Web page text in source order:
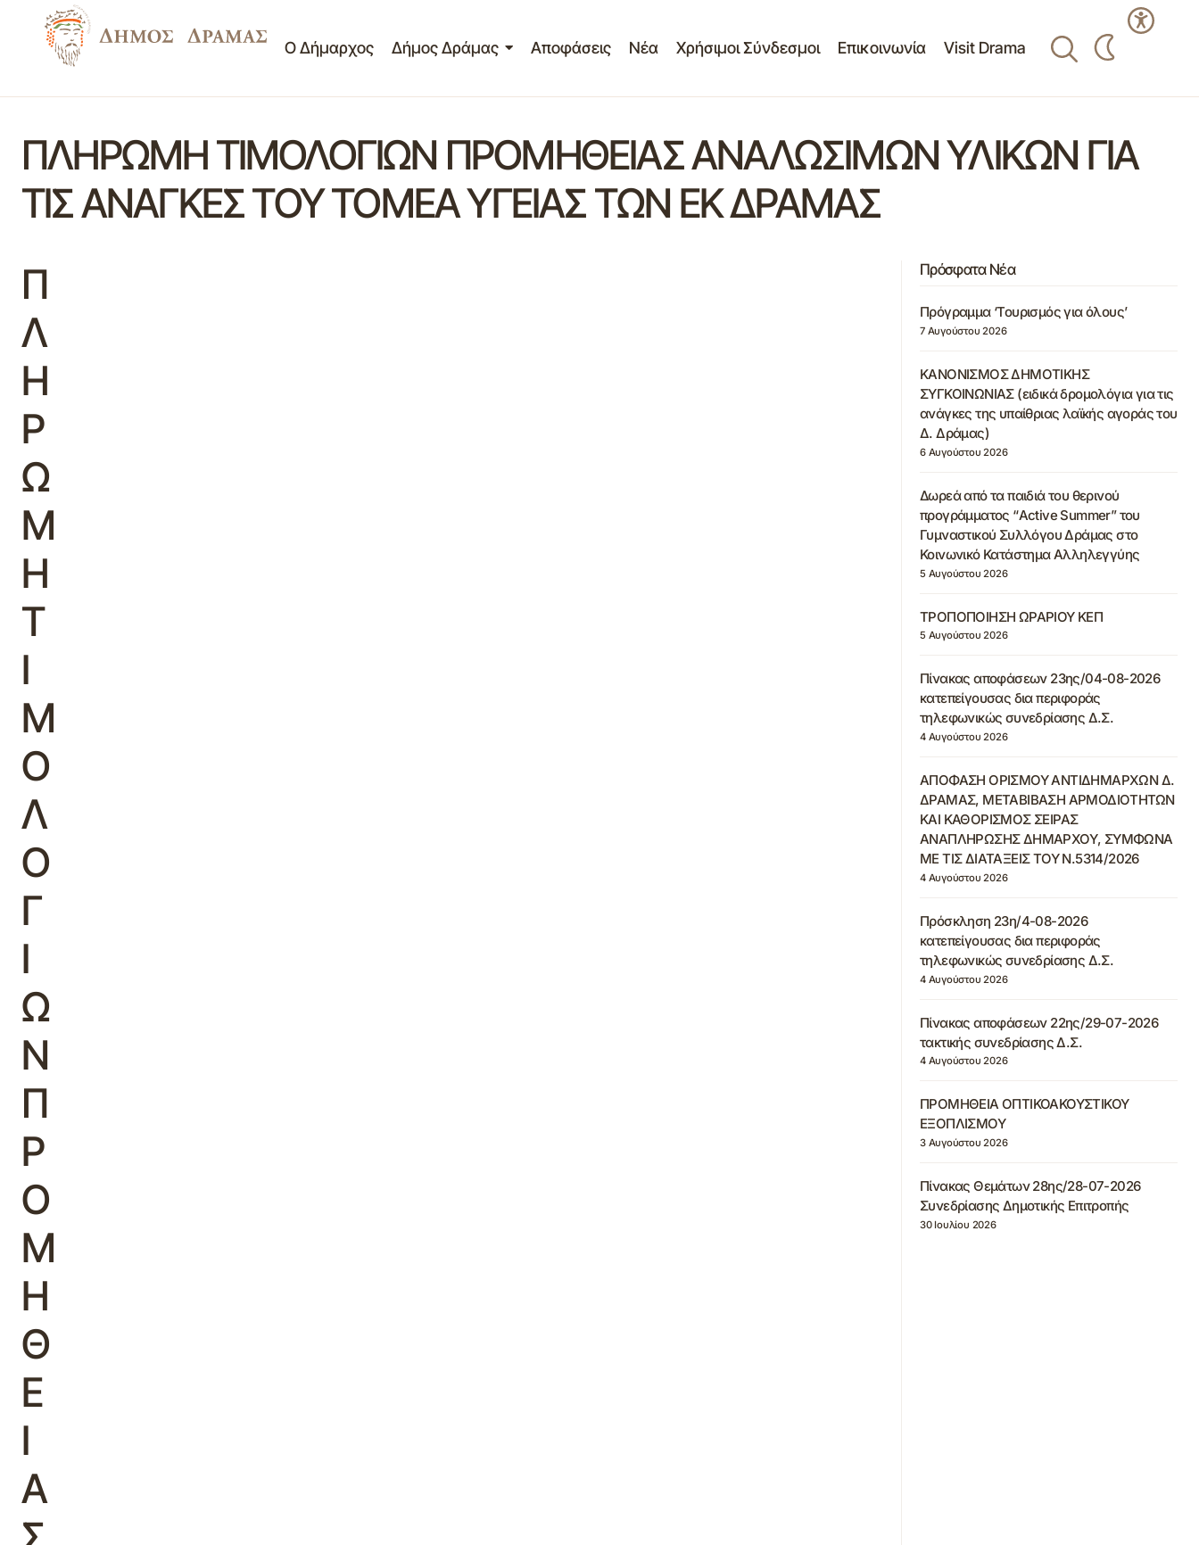
Ο Δήμαρχος Δήμος Δράμας Αποφάσεις Νέα Χρήσιμοι Σύνδεσμοι Επικοινωνία Visit Drama
ΠΛΗΡΩΜΗ ΤΙΜΟΛΟΓΙΩΝ ΠΡΟΜΗΘΕΙΑΣ ΑΝΑΛΩΣΙΜΩΝ ΥΛΙΚΩΝ ΓΙΑ
ΤΙΣ ΑΝΑΓΚΕΣ ΤΟΥ ΤΟΜΕΑ ΥΓΕΙΑΣ ΤΩΝ ΕΚ ΔΡΑΜΑΣ
Π
Λ
Η
Ρ
Ω
Μ
Η
Τ
Ι
Μ
Ο
Λ
Ο
Γ
Ι
Ω
Ν
Π
Ρ
Ο
Μ
Η
Θ
Ε
Ι
Α
Πρόσφατα Νέα
Πρόγραμμα ‘Τουρισμός για όλους’
7 Αυγούστου 2026
ΚΑΝΟΝΙΣΜΟΣ ΔΗΜΟΤΙΚΗΣ
ΣΥΓΚΟΙΝΩΝΙΑΣ (ειδικά δρομολόγια για τις
ανάγκες της υπαίθριας λαϊκής αγοράς του
Δ. Δράμας)
6 Αυγούστου 2026
Δωρεά από τα παιδιά του θερινού
προγράμματος “Active Summer” του
Γυμναστικού Συλλόγου Δράμας στο
Κοινωνικό Κατάστημα Αλληλεγγύης
5 Αυγούστου 2026
ΤΡΟΠΟΠΟΙΗΣΗ ΩΡΑΡΙΟΥ ΚΕΠ
5 Αυγούστου 2026
Πίνακας αποφάσεων 23ης/04-08-2026
κατεπείγουσας δια περιφοράς
τηλεφωνικώς συνεδρίασης Δ.Σ.
4 Αυγούστου 2026
ΑΠΟΦΑΣΗ ΟΡΙΣΜΟΥ ΑΝΤΙΔΗΜΑΡΧΩΝ Δ.
ΔΡΑΜΑΣ, ΜΕΤΑΒΙΒΑΣΗ ΑΡΜΟΔΙΟΤΗΤΩΝ
ΚΑΙ ΚΑΘΟΡΙΣΜΟΣ ΣΕΙΡΑΣ
ΑΝΑΠΛΗΡΩΣΗΣ ΔΗΜΑΡΧΟΥ, ΣΥΜΦΩΝΑ
ΜΕ ΤΙΣ ΔΙΑΤΑΞΕΙΣ ΤΟΥ Ν.5314/2026
4 Αυγούστου 2026
Πρόσκληση 23η/4-08-2026
κατεπείγουσας δια περιφοράς
τηλεφωνικώς συνεδρίασης Δ.Σ.
4 Αυγούστου 2026
Πίνακας αποφάσεων 22ης/29-07-2026
τακτικής συνεδρίασης Δ.Σ.
4 Αυγούστου 2026
ΠΡΟΜΗΘΕΙΑ ΟΠΤΙΚΟΑΚΟΥΣΤΙΚΟΥ
ΕΞΟΠΛΙΣΜΟΥ
3 Αυγούστου 2026
Πίνακας Θεμάτων 28ης/28-07-2026
Συνεδρίασης Δημοτικής Επιτροπής
30 Ιουλίου 2026